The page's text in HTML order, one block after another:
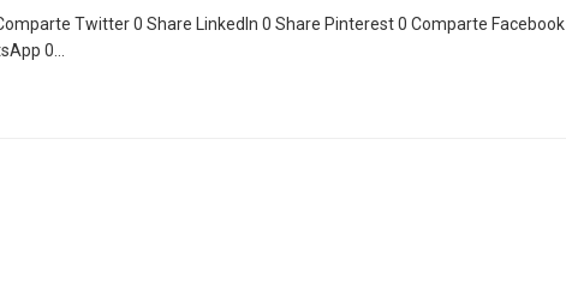
Twitter 0 Share LinkedIn 0 Share Pinterest 0 Comparte Facebook
0…